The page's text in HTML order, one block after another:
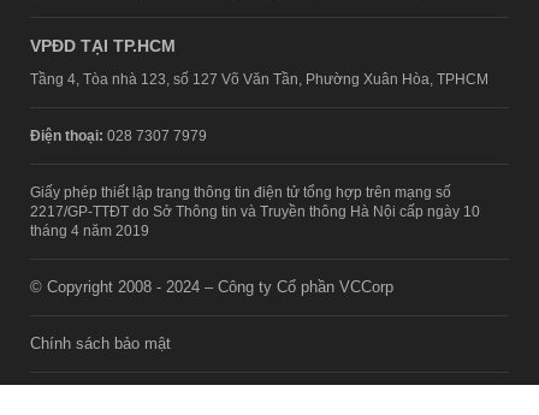
VPĐD TẠI TP.HCM
Tầng 4, Tòa nhà 123, số 127 Võ Văn Tần, Phường Xuân Hòa, TPHCM
Điện thoại: 028 7307 7979
Giấy phép thiết lập trang thông tin điện tử tổng hợp trên mạng số
2217/GP-TTĐT do Sở Thông tin và Truyền thông Hà Nội cấp ngày 10
tháng 4 năm 2019
© Copyright 2008 - 2024 – Công ty Cổ phần VCCorp
Chính sách bảo mật